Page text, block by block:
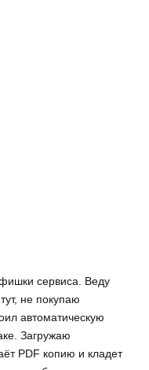
сервиса. Веду
не покупаю
автоматическую
Загружаю
PDF копию и кладет